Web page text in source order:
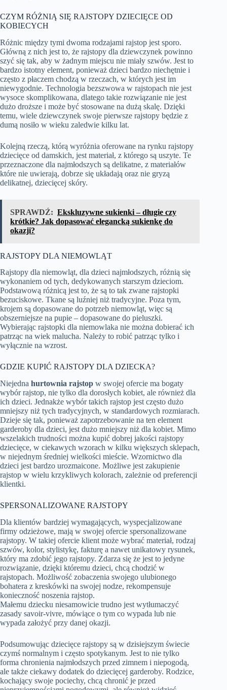
CZYM RÓŻNIĄ SIĘ RAJSTOPY DZIECIĘCE OD
KOBIECYCH
Różnic między tymi dwoma rodzajami rajstop jest sporo.
Główną z nich jest to, że rajstopy dla dziewczynek powinno
szyć się tak, aby w żadnym miejscu nie miały szwów. Jest to
bardzo istotny element, ponieważ dzieci bardzo niechętnie i
często z płaczem chodzą w rzeczach, w których jest im
niewygodnie. Technologia bezszwowa w rajstopach nie jest
wysoce skomplikowana, dlatego takie rozwiązanie nie jest
dużo droższe i może być stosowane na dużą skalę. Dzięki
temu, wiele dziewczynek swoje pierwsze rajstopy będzie z
dumą nosiło w wieku zaledwie kilku lat.
Kolejną rzeczą, którą wyróżnia oferowane na rynku rajstopy
dziecięce od damskich, jest materiał, z którego są uszyte. Te
przeznaczone dla najmłodszych są delikatne, z materiałów
które nie uwierają, dobrze się układają oraz nie gryzą
delikatnej, dziecięcej skóry.
SPRAWDŹ: Ekskluzywne sukienki – długie czy
krótkie? Jak dopasować elegancką sukienkę do
okazji?
RAJSTOPY DLA NIEMOWLĄT
Rajstopy dla niemowląt, dla dzieci najmłodszych, różnią się
wykonaniem od tych, dedykowanych starszym dzieciom.
Podstawową różnicą jest to, że są to tak zwane rajstopki
bezuciskowe. Tkane są luźniej niż tradycyjne. Poza tym,
krojem są dopasowane do potrzeb niemowląt, więc są
obszerniejsze na pupie – dopasowane do pieluszki.
Wybierając rajstopki dla niemowlaka nie można dobierać ich
patrząc na wiek malucha. Należy to robić patrząc tylko i
wyłącznie na wzrost.
GDZIE KUPIĆ RAJSTOPY DLA DZIECKA?
Niejedna hurtownia rajstop w swojej ofercie ma bogaty
wybór rajstop, nie tylko dla dorosłych kobiet, ale również dla
ich dzieci. Jednakże wybór takich rajstop jest często dużo
mniejszy niż tych tradycyjnych, w standardowych rozmiarach.
Dzieje się tak, ponieważ zapotrzebowanie na ten element
garderoby dla dzieci, jest dużo mniejszy niż dla kobiet. Mimo
wszelakich trudności można kupić dobrej jakości rajstopy
dziecięce, w ciekawych wzorach w kilku większych sklepach,
w niejednym średniej wielkości mieście. Wzornictwo dla
dzieci jest bardzo urozmaicone. Możliwe jest zakupienie
rajstop w wielu krzykliwych kolorach, zależnie od preferencji
klientki.
SPERSONALIZOWANE RAJSTOPY
Dla klientów bardziej wymagających, wyspecjalizowane
firmy odzieżowe, mają w swojej ofercie spersonalizowane
rajstopy. W takiej ofercie klient może wybrać materiał, rodzaj
szwów, kolor, stylistykę, fakturę a nawet unikatowy rysunek,
który ma zdobić jego rajstopy. Zdarza się że jest to jedyne
rozwiązanie, dzięki któremu dzieci, chcą chodzić w
rajstopach. Możliwość zobaczenia swojego ulubionego
bohatera z kreskówki na swojej nodze, rekompensuje
konieczność noszenia rajstop.
Małemu dziecku niesamowicie trudno jest wytłumaczyć
zasady savoir-vivre, mówiące o tym co wypada lub nie
wypada założyć przy danej okazji.
Podsumowując dziecięce rajstopy są w dzisiejszym świecie
czymś normalnym i często spotykanym. Jest to nie tylko
forma chronienia najmłodszych przed zimnem i niepogodą,
ale także ciekawy dodatek do dziecięcej garderoby. Rodzice,
kochający swoje pociechy, chcą chronić je przed